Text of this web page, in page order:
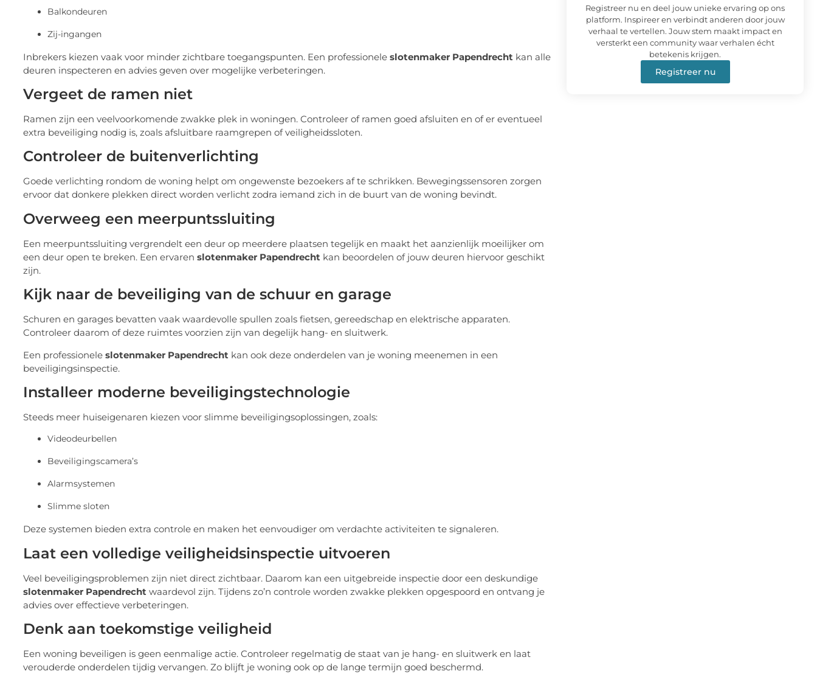
Balkondeuren
Zij-ingangen
Inbrekers kiezen vaak voor minder zichtbare toegangspunten. Een professionele slotenmaker Papendrecht kan alle
deuren inspecteren en advies geven over mogelijke verbeteringen.
Vergeet de ramen niet
Ramen zijn een veelvoorkomende zwakke plek in woningen. Controleer of ramen goed afsluiten en of er eventueel
extra beveiliging nodig is, zoals afsluitbare raamgrepen of veiligheidssloten.
Controleer de buitenverlichting
Goede verlichting rondom de woning helpt om ongewenste bezoekers af te schrikken. Bewegingssensoren zorgen
ervoor dat donkere plekken direct worden verlicht zodra iemand zich in de buurt van de woning bevindt.
Overweeg een meerpuntssluiting
Een meerpuntssluiting vergrendelt een deur op meerdere plaatsen tegelijk en maakt het aanzienlijk moeilijker om
een deur open te breken. Een ervaren slotenmaker Papendrecht kan beoordelen of jouw deuren hiervoor geschikt
zijn.
Kijk naar de beveiliging van de schuur en garage
Schuren en garages bevatten vaak waardevolle spullen zoals fietsen, gereedschap en elektrische apparaten.
Controleer daarom of deze ruimtes voorzien zijn van degelijk hang- en sluitwerk.
Een professionele slotenmaker Papendrecht kan ook deze onderdelen van je woning meenemen in een
beveiligingsinspectie.
Installeer moderne beveiligingstechnologie
Steeds meer huiseigenaren kiezen voor slimme beveiligingsoplossingen, zoals:
Videodeurbellen
Beveiligingscamera’s
Alarmsystemen
Slimme sloten
Deze systemen bieden extra controle en maken het eenvoudiger om verdachte activiteiten te signaleren.
Laat een volledige veiligheidsinspectie uitvoeren
Veel beveiligingsproblemen zijn niet direct zichtbaar. Daarom kan een uitgebreide inspectie door een deskundige
slotenmaker Papendrecht waardevol zijn. Tijdens zo’n controle worden zwakke plekken opgespoord en ontvang je
advies over effectieve verbeteringen.
Denk aan toekomstige veiligheid
Een woning beveiligen is geen eenmalige actie. Controleer regelmatig de staat van je hang- en sluitwerk en laat
verouderde onderdelen tijdig vervangen. Zo blijft je woning ook op de lange termijn goed beschermd.
Registreer nu en deel jouw unieke ervaring op ons
platform. Inspireer en verbindt anderen door jouw
verhaal te vertellen. Jouw stem maakt impact en
versterkt een community waar verhalen écht
betekenis krijgen.
Registreer nu